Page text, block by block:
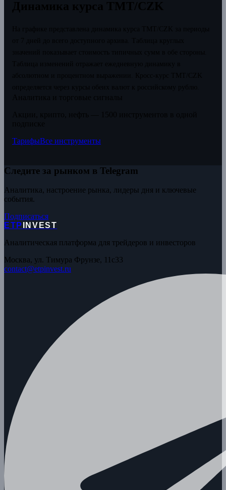
ТарифыВсе инструменты
Следите за рынком в Telegram
Аналитика, настроение рынка, лидеры дня и ключевые
события.
Подписаться
ETP
INVEST
Аналитическая платформа для трейдеров и инвесторов
Москва, ул. Тимура Фрунзе, 11с33
contact@etpinvest.ru